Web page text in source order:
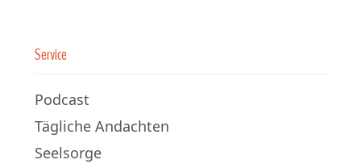
Service
Podcast
Tägliche Andachten
Seelsorge